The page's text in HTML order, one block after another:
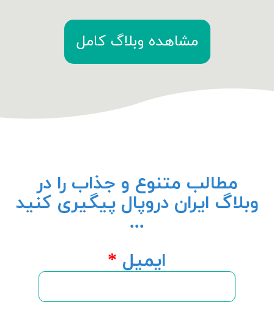
مشاهده وبلاگ کامل
مطالب متنوع و جذاب را در
وبلاگ ایران دروپال پیگیری کنید
...
ایمیل *